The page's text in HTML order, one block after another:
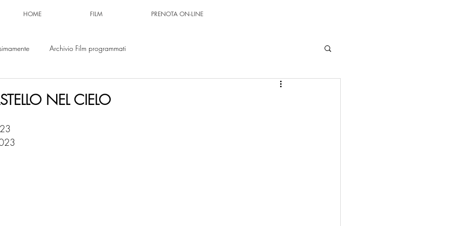
HOME FILM PRENOTA ON-LINE
Archivio Film programmati
NEL CIELO